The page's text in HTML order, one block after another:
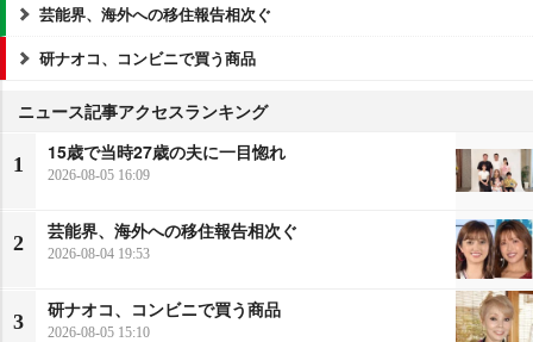
芸能界、海外への移住報告相次ぐ
研ナオコ、コンビニで買う商品
ニュース記事アクセスランキング
1
15歳で当時27歳の夫に一目惚れ
2026-08-05 16:09
2
芸能界、海外への移住報告相次ぐ
2026-08-04 19:53
3
研ナオコ、コンビニで買う商品
2026-08-05 15:10